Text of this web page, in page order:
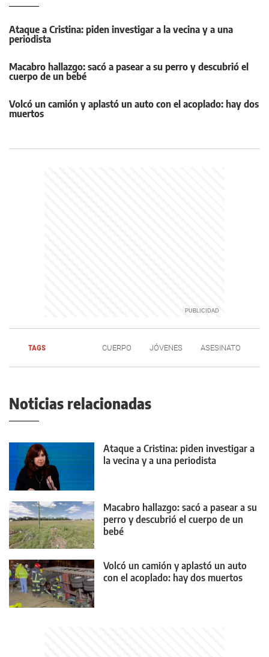
Ataque a Cristina: piden investigar a la vecina y a una
periodista
Macabro hallazgo: sacó a pasear a su perro y descubrió el
cuerpo de un bebé
Volcó un camión y aplastó un auto con el acoplado: hay dos
muertos
TAGS CUERPO JÓVENES ASESINATO
Noticias relacionadas
Ataque a Cristina: piden investigar a
la vecina y a una periodista
Macabro hallazgo: sacó a pasear a su
perro y descubrió el cuerpo de un
bebé
Volcó un camión y aplastó un auto
con el acoplado: hay dos muertos